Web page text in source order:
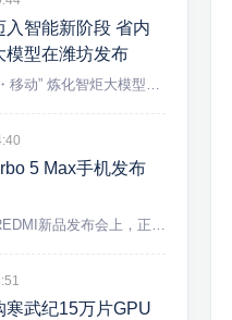
入智能新阶段 省内
模型在潍坊发布
5 月 20 日，“弘润・移动” 炼化智炬大模型发布会在潍坊...
5 Max手机发布
在1月29日举行的REDMI新品发布会上，正式发布REDMI...
寒武纪15万片GPU